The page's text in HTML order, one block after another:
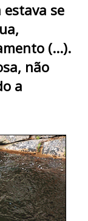
se
(...).
não
a